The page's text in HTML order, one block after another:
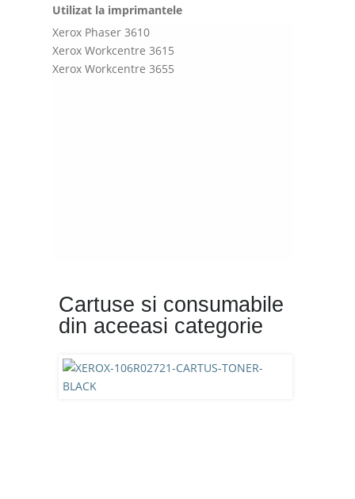
Utilizat la imprimantele
Xerox Phaser 3610
Xerox Workcentre 3615
Xerox Workcentre 3655
Cartuse si consumabile
din aceeasi categorie